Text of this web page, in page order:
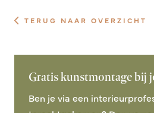
TERUG NAAR OVERZICHT
Gratis kunstmontage bij
Ben je via een